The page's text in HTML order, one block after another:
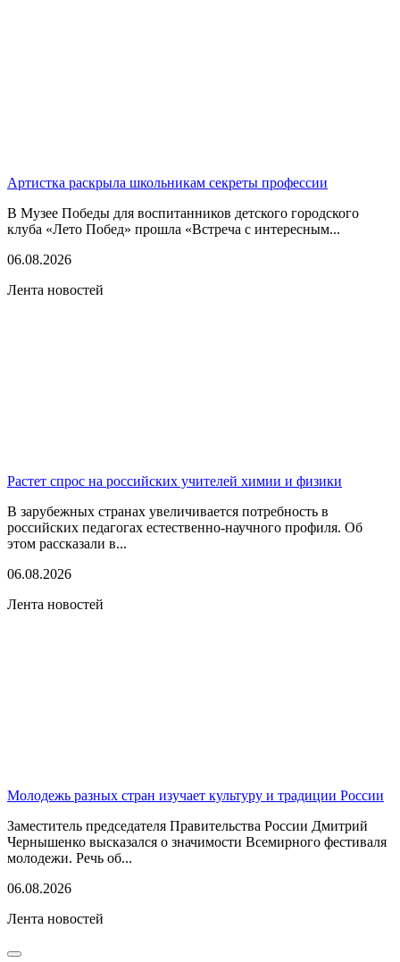
Артистка раскрыла школьникам секреты профессии
В Музее Победы для воспитанников детского городского
клуба «Лето Побед» прошла «Встреча с интересным...
06.08.2026
Лента новостей
Растет спрос на российских учителей химии и физики
В зарубежных странах увеличивается потребность в
российских педагогах естественно-научного профиля. Об
этом рассказали в...
06.08.2026
Лента новостей
Молодежь разных стран изучает культуру и традиции России
Заместитель председателя Правительства России Дмитрий
Чернышенко высказался о значимости Всемирного фестиваля
молодежи. Речь об...
06.08.2026
Лента новостей